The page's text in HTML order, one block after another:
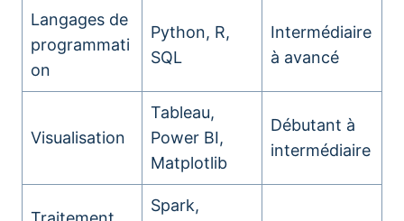
Langages de
programmati
on
Python, R,
SQL
Intermédiaire
à avancé
Visualisation
Tableau,
Power BI,
Matplotlib
Débutant à
intermédiaire
Spark,